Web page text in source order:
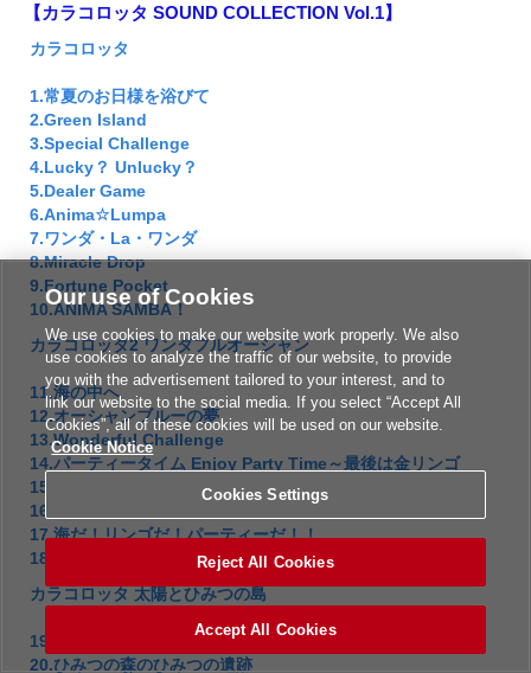
【カラコロッタ SOUND COLLECTION Vol.1】
カラコロッタ
1.常夏のお日様を浴びて
2.Green Island
3.Special Challenge
4.Lucky？ Unlucky？
5.Dealer Game
6.Anima☆Lumpa
7.ワンダ・La・ワンダ
8.Miracle Drop
9.Fortune Pocket
10.ANIMA SAMBA！
カラコロッタ2 ワンダフルオーシャン
11.海の中へ
12.オーシャンブルーの夢
13.Wonderful Challenge
14.パーティータイム Enjoy Party Time～最後は金リンゴ
15.ワンダーチャンス ふぉーえーばー
16.Muchas Grasias
17.海だ！リンゴだ！パーティーだ！！
18.カラコロッタパラダイス
カラコロッタ 太陽とひみつの島
19.五色の光・遺跡の入口
20.ひみつの森のひみつの遺跡
Our use of Cookies
We use cookies to make our website work properly. We also
use cookies to analyze the traffic of our website, to provide
you with the advertisement tailored to your interest, and to
link our website to the social media. If you select “Accept All
Cookies”, all of these cookies will be used on our website.
Cookie Notice
Cookies Settings
Reject All Cookies
Accept All Cookies